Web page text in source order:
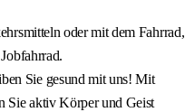
oder mit dem Fahrrad,
Sie gesund mit uns! Mit
Sie aktiv Körper und Geist